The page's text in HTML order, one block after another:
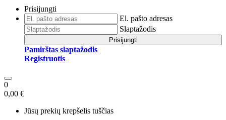
Prisijungti
El. pašto adresas
Slaptažodis
Prisijungti
Pamirštas slaptažodis
Registruotis
0
0,00 €
Jūsų prekių krepšelis tuščias